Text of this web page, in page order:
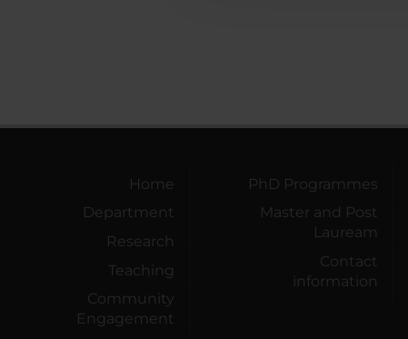
Home
Department
Research
Teaching
Community
Engagement
PhD Programmes
Master and Post
Lauream
Contact
information